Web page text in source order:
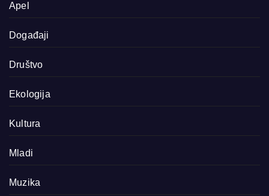
Apel
Događaji
Društvo
Ekologija
Kultura
Mladi
Muzika